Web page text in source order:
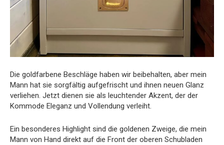
Die goldfarbene Beschläge haben wir beibehalten, aber mein
Mann hat sie sorgfältig aufgefrischt und ihnen neuen Glanz
verliehen. Jetzt dienen sie als leuchtender Akzent, der der
Kommode Eleganz und Vollendung verleiht.
Ein besonderes Highlight sind die goldenen Zweige, die mein
Mann von Hand direkt auf die Front der oberen Schubladen